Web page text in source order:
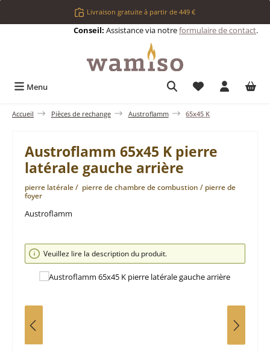
Passer au contenu principalLivraison gratuite à partir de 449 €
Conseil: Assistance via notreformulaire de contact.
Menu Vous avez 0
Accueil Pièces de rechange Austroflamm 65x45 K
Austroflamm 65x45 K pierre
latérale gauche arrière
pierre latérale / pierre de chambre de combustion / pierre de
foyer
Austroflamm
Ignorer la galerie d'images
Veuillez lire la description du produit.